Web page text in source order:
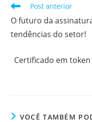
Leia
mais
artigos
Post anterior
O futuro da
tendências do setor!
Certificado em
VOCÊ TAMBÉM